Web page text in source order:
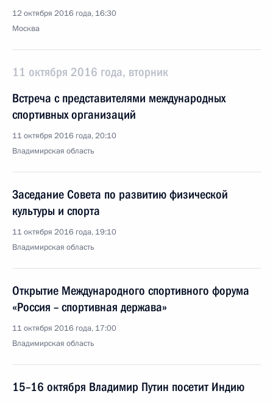
12 октября 2016 года, 16:30
Москва
11 октября 2016 года, вторник
Встреча с представителями международных
спортивных организаций
11 октября 2016 года, 20:10
Владимирская область
Заседание Совета по развитию физической
культуры и спорта
11 октября 2016 года, 19:10
Владимирская область
Открытие Международного спортивного форума
«Россия – спортивная держава»
11 октября 2016 года, 17:00
Владимирская область
15–16 октября Владимир Путин посетит Индию